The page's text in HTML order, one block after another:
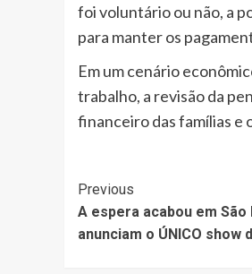
foi voluntário ou não, a
para manter os
Em um cenário
trabalho, a revisão da
financeiro das famílias e
Post
Navigation
Previous
A espera acabou em
anunciam o ÚNICO show